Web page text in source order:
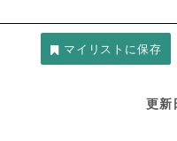
更新